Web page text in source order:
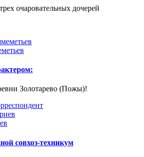
очаровательных дочерей
Золотарево (Пожы)!
совхоз-техникум